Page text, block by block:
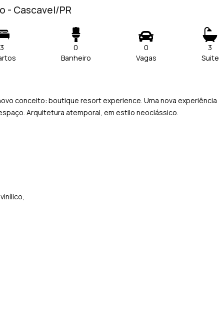
- Cascavel/PR
3
0
Banheiro
0
Vagas
3
Suite
conceito: boutique resort experience. Uma nova experiência
Arquitetura atemporal, em estilo neoclássico.